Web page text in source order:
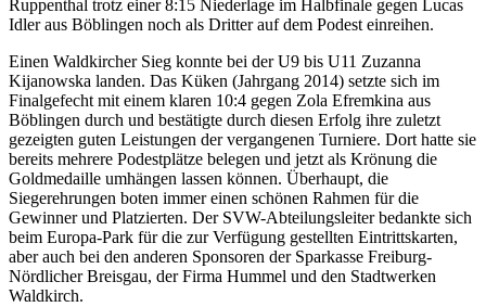
Ruppenthal trotz einer 8:15 Niederlage im Halbfinale gegen Lucas
Idler aus Böblingen noch als Dritter auf dem Podest einreihen.
Einen Waldkircher Sieg konnte bei der U9 bis U11 Zuzanna
Kijanowska landen. Das Küken (Jahrgang 2014) setzte sich im
Finalgefecht mit einem klaren 10:4 gegen Zola Efremkina aus
Böblingen durch und bestätigte durch diesen Erfolg ihre zuletzt
gezeigten guten Leistungen der vergangenen Turniere. Dort hatte sie
bereits mehrere Podestplätze belegen und jetzt als Krönung die
Goldmedaille umhängen lassen können. Überhaupt, die
Siegerehrungen boten immer einen schönen Rahmen für die
Gewinner und Platzierten. Der SVW-Abteilungsleiter bedankte sich
beim Europa-Park für die zur Verfügung gestellten Eintrittskarten,
aber auch bei den anderen Sponsoren der Sparkasse Freiburg-
Nördlicher Breisgau, der Firma Hummel und den Stadtwerken
Waldkirch.